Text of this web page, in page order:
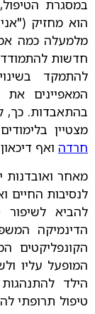
במסגרת
הוא מחזיק
מלמעלה כמה
חדשות
להתמקד
המאפיינים
בהתאבדות. כך,
מצטיין
חרדה ואף
מאחר ואובדנות
לנסיבות החיים
להביא
הדינמיקה
הקונפליקטים
המופעל עליו
הילד
טיפול תרופתי